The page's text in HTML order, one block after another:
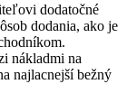
dodatočné
dodania, ako je
nákladmi na
najlacnejší bežný